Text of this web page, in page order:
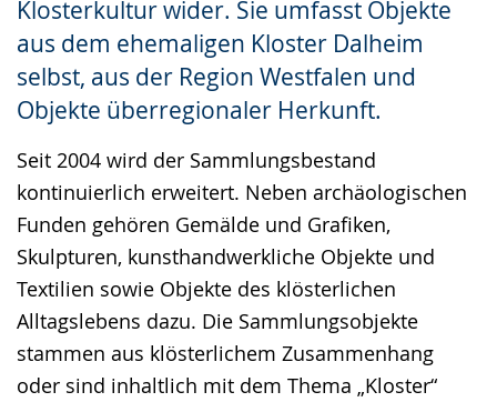
Klosterkultur wider. Sie umfasst Objekte
aus dem ehemaligen Kloster Dalheim
selbst, aus der Region Westfalen und
Objekte überregionaler Herkunft.
Seit 2004 wird der Sammlungsbestand
kontinuierlich erweitert. Neben archäologischen
Funden gehören Gemälde und Grafiken,
Skulpturen, kunsthandwerkliche Objekte und
Textilien sowie Objekte des klösterlichen
Alltagslebens dazu. Die Sammlungsobjekte
stammen aus klösterlichem Zusammenhang
oder sind inhaltlich mit dem Thema „Kloster“